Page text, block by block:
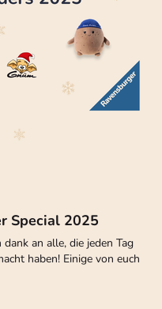
Special 2025
an alle, die jeden Tag
haben! Einige von euch